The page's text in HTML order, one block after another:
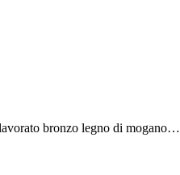
bronzo legno di mogano…